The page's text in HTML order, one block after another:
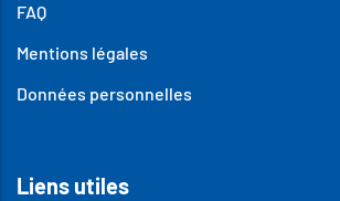
FAQ
Mentions légales
Données personnelles
Liens utiles